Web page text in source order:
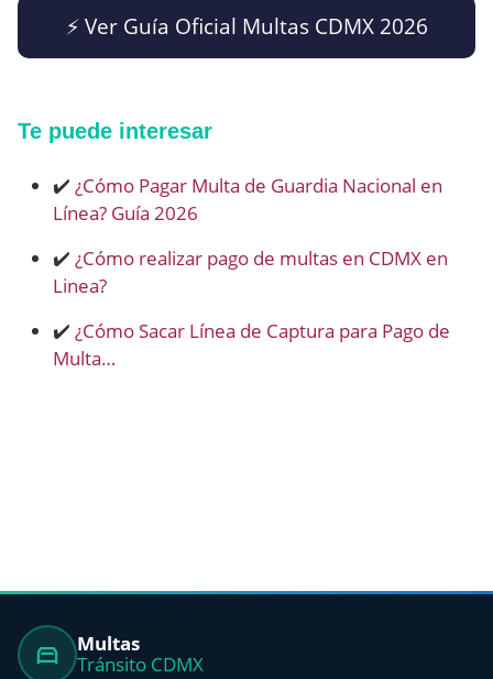
⚡ Ver Guía Oficial Multas CDMX 2026
Te puede interesar
✔️ ¿Cómo Pagar Multa de Guardia Nacional en
Línea? Guía 2026
✔️ ¿Cómo realizar pago de multas en CDMX en
Linea?
✔️ ¿Cómo Sacar Línea de Captura para Pago de
Multa…
Multas
Tránsito CDMX